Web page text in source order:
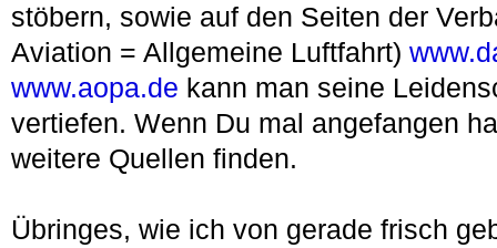
stöbern, sowie auf den Seiten der
Aviation = Allgemeine Luftfahrt)
www.aopa.de kann man seine
vertiefen. Wenn Du mal angefangen
weitere Quellen finden.
Übringes, wie ich von gerade frisch